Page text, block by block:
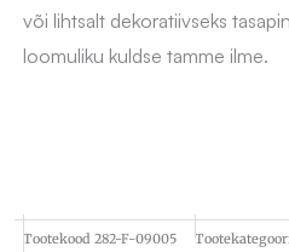
või lihtsalt dekoratiivseks
loomuliku kuldse tamme ilme.
Tootekood 282-F-09005